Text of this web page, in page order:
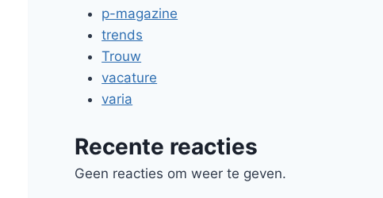
p-magazine
trends
Trouw
vacature
varia
Recente reacties
Geen reacties om weer te geven.